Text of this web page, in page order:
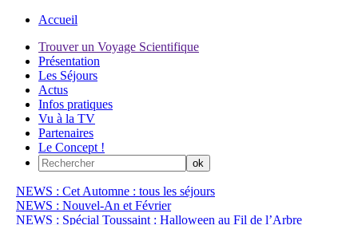
Accueil
Trouver un Voyage Scientifique
Présentation
Les Séjours
Actus
Infos pratiques
Vu à la TV
Partenaires
Le Concept !
NEWS : Cet Automne : tous les séjours
NEWS : Nouvel-An et Février
NEWS : Spécial Toussaint : Halloween au Fil de l’Arbre